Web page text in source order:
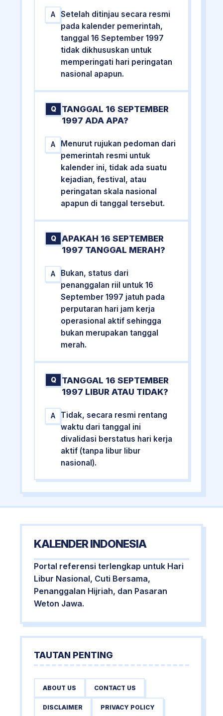
A
Setelah ditinjau secara resmi
pada kalender pemerintah,
tanggal 16 September 1997
tidak dikhususkan untuk
memperingati hari peringatan
nasional apapun.
Q
TANGGAL 16 SEPTEMBER
1997 ADA APA?
A
Menurut rujukan pedoman dari
pemerintah resmi untuk
kalender ini, tidak ada suatu
kejadian, festival, atau
peringatan skala nasional
apapun di tanggal tersebut.
Q
APAKAH 16 SEPTEMBER
1997 TANGGAL MERAH?
A
Bukan, status dari
penanggalan riil untuk 16
September 1997 jatuh pada
perputaran hari jam kerja
operasional aktif sehingga
bukan merupakan tanggal
merah.
Q
TANGGAL 16 SEPTEMBER
1997 LIBUR ATAU TIDAK?
A
Tidak, secara resmi rentang
waktu dari tanggal ini
divalidasi berstatus hari kerja
aktif (tanpa libur libur
nasional).
KALENDER INDONESIA
Portal referensi terlengkap untuk Hari
Libur Nasional, Cuti Bersama,
Penanggalan Hijriah, dan Pasaran
Weton Jawa.
TAUTAN PENTING
ABOUT US CONTACT US
DISCLAIMER PRIVACY POLICY